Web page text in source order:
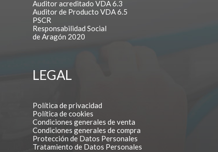
Auditor acreditado VDA 6.3
Auditor de Producto VDA 6.5
PSCR
Responsabilidad Social
de Aragón 2020
LEGAL
Política de privacidad
Política de cookies
Condiciones generales de venta
Condiciones generales de compra
Protección de Datos Personales
Tratamiento de Datos Personales